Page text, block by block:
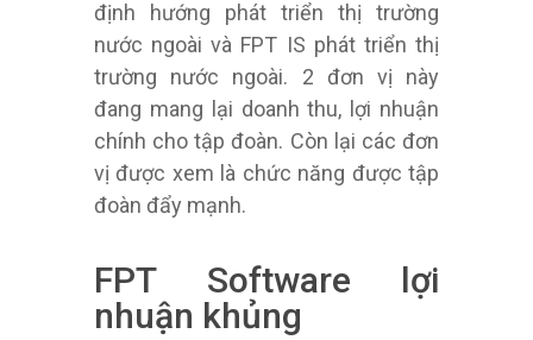
định hướng phát triển thị trường
nước ngoài và FPT IS phát triển thị
trường nước ngoài. 2 đơn vị này
đang mang lại doanh thu, lợi nhuận
chính cho tập đoàn. Còn lại các đơn
vị được xem là chức năng được tập
đoàn đẩy mạnh.
FPT Software lợi
nhuận khủng